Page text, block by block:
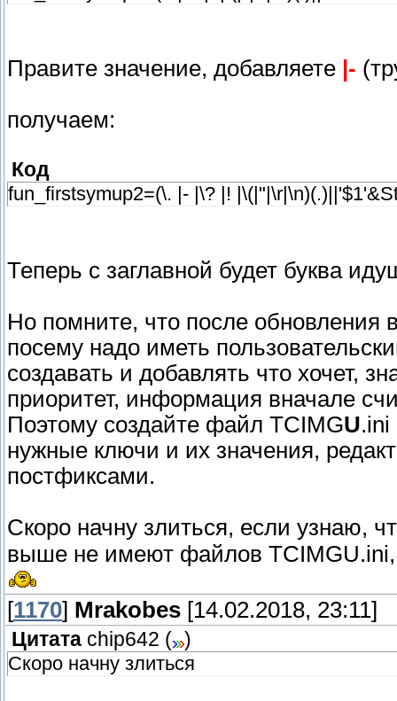
Правите значение, добавляете |-
получаем:
Код
fun_firstsymup2=(\. |- |\? |!
Теперь с заглавной будет буква
Но помните, что после обновления
посему надо иметь
создавать и добавлять что хочет,
приоритет, информация вначале
Поэтому создайте файл TCIMGU.ini
нужные ключи и их значения,
постфиксами.
Скоро начну злиться, если узнаю,
выше не имеют файлов TCIMGU.ini,
[1170] Mrakobes [14.02.2018, 23:11]
Цитата chip642 (
)
Скоро начну злиться